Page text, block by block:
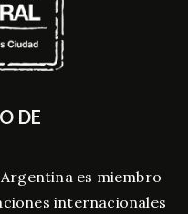
DE
es miembro
internacionales